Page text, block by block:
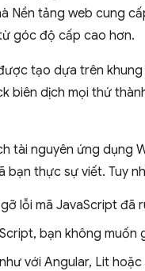
Nền tảng web cung
góc độ cấp cao hơn.
tạo dựa trên
biên dịch mọi thứ
tài nguyên ứng dụng
bạn thực sự viết. Tuy
lỗi mã JavaScript đã
bạn không muốn
với Angular, Lit